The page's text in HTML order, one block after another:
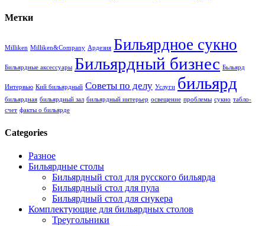
Метки
Milliken Milliken&Company Ардезия Бильярдное сукно
Бильярдные аксессуары Бильярдный бизнес Бьльярд
Интервью Кий бильярдный Советы по делу Услуги бильярд
бильярдная бильярдный зал бильярдный интерьер освещение проблемы сукно табло-
счет факты о бильярде
Categories
Разное
Бильярдные столы
Бильярдный стол для русского бильярда
Бильярдный стол для пула
Бильярдный стол для снукера
Комплектующие для бильярдных столов
Треугольники